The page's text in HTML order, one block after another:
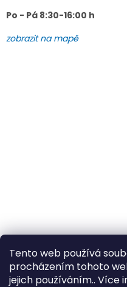
Tento web používá
procházením tohoto
jejich používáním.. Více
Po - Pá 8:30-16:00 h
zobrazit na mapě